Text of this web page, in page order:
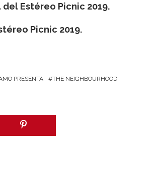
Estéreo Picnic 2019.
Picnic 2019.
PRESENTA THE NEIGHBOURHOOD